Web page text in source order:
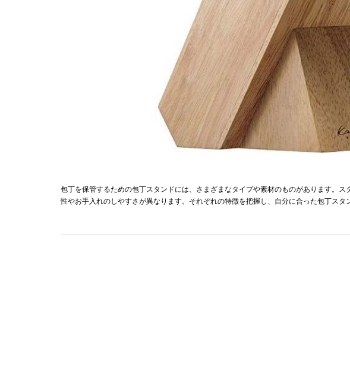
包丁を保管するための包丁スタンドには、さまざまなタイプや素材のものがあります。
性やお手入れのしやすさが異なります。それぞれの特徴を把握し、自分に合った包丁スタ